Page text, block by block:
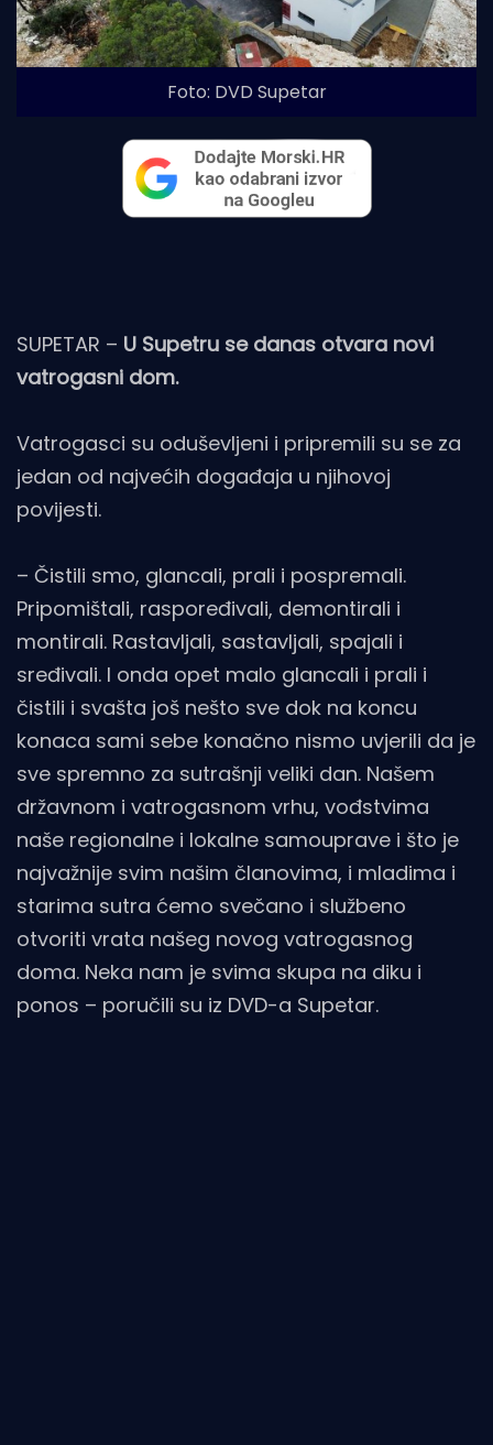
Foto: DVD Supetar
SUPETAR – U Supetru se danas otvara novi
vatrogasni dom.
Vatrogasci su oduševljeni i pripremili su se za
jedan od najvećih događaja u njihovoj
povijesti.
– Čistili smo, glancali, prali i pospremali.
Pripomištali, raspoređivali, demontirali i
montirali. Rastavljali, sastavljali, spajali i
sređivali. I onda opet malo glancali i prali i
čistili i svašta još nešto sve dok na koncu
konaca sami sebe konačno nismo uvjerili da je
sve spremno za sutrašnji veliki dan. Našem
državnom i vatrogasnom vrhu, vođstvima
naše regionalne i lokalne samouprave i što je
najvažnije svim našim članovima, i mladima i
starima sutra ćemo svečano i službeno
otvoriti vrata našeg novog vatrogasnog
doma. Neka nam je svima skupa na diku i
ponos – poručili su iz DVD-a Supetar.